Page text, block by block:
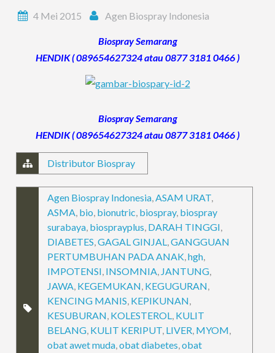
4 Mei 2015 Agen Biospray Indonesia
Biospray Semarang
HENDIK ( 089654627324 atau 0877 3181 0466 )
Biospray Semarang
HENDIK ( 089654627324 atau 0877 3181 0466 )
Distributor Biospray
Agen Biospray Indonesia,ASAM URAT,
ASMA, bio, bionutric, biospray, biospray
surabaya, biosprayplus, DARAH TINGGI,
DIABETES,GAGAL GINJAL,GANGGUAN
PERTUMBUHAN PADA ANAK,hgh,
IMPOTENSI, INSOMNIA, JANTUNG,
JAWA, KEGEMUKAN, KEGUGURAN,
KENCING MANIS, KEPIKUNAN,
KESUBURAN, KOLESTEROL, KULIT
BELANG, KULIT KERIPUT, LIVER, MYOM,
obat awet muda,obat diabetes,obat